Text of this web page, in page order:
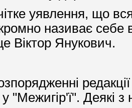
уявлення, що
називає себе
Віктор Янукович.
"Межигір'ї". Деякі